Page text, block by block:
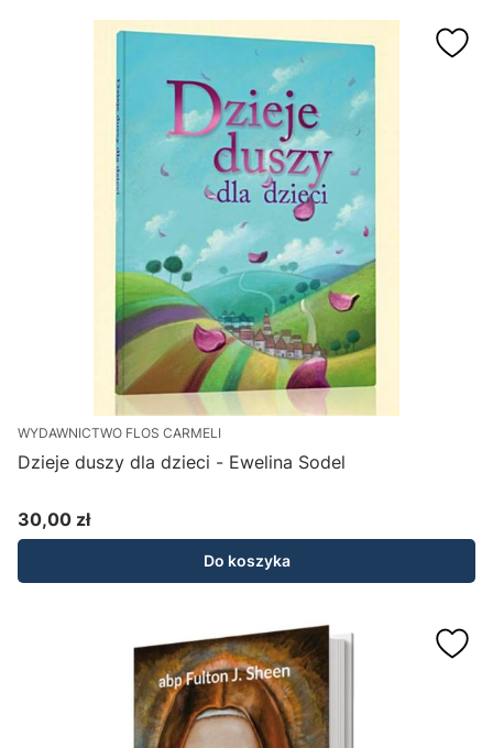
WYDAWNICTWO FLOS CARMELI
Dzieje duszy dla dzieci - Ewelina Sodel
Cena
30,00 zł
Do koszyka